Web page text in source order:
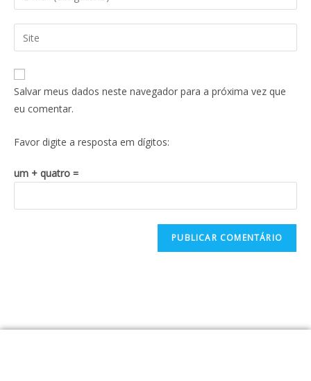
Salvar meus dados neste navegador para a próxima vez que
eu comentar.
Favor digite a resposta em dígitos:
um + quatro =